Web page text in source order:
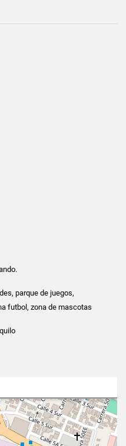
parque de juegos,
futbol, zona de mascotas